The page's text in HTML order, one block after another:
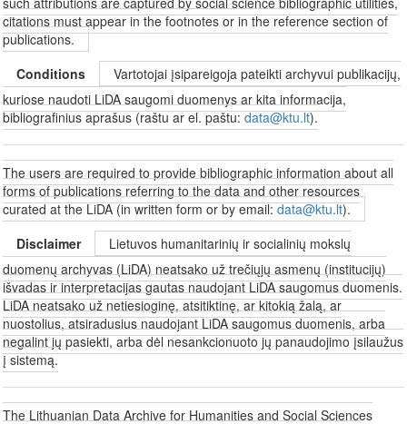
citations must appear in the footnotes or in the reference section of
publications.
Conditions
Vartotojai įsipareigoja pateikti archyvui publikacijų,
kuriose naudoti LiDA saugomi duomenys ar kita informacija,
bibliografinius aprašus (raštu ar el. paštu:data@ktu.lt).
The users are required to provide bibliographic information about all
forms of publications referring to the data and other resources
curated at the LiDA (in written form or by email:data@ktu.lt).
Disclaimer
Lietuvos humanitarinių ir socialinių mokslų
duomenų archyvas (LiDA) neatsako už trečiųjų asmenų (institucijų)
išvadas ir interpretacijas gautas naudojant LiDA saugomus duomenis.
LiDA neatsako už netiesioginę, atsitiktinę, ar kitokią žalą, ar
nuostolius, atsiradusius naudojant LiDA saugomus duomenis, arba
negalint jų pasiekti, arba dėl nesankcionuoto jų panaudojimo įsilaužus
į sistemą.
The Lithuanian Data Archive for Humanities and Social Sciences